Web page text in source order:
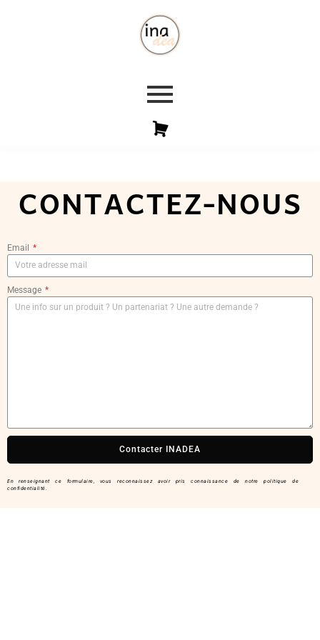
CONTACTEZ-NOUS
Email
Message
Contacter INADEA
En renseignant ce formulaire, vous reconnaissez avoir pris connaissance denotre politique de
confidentialité.